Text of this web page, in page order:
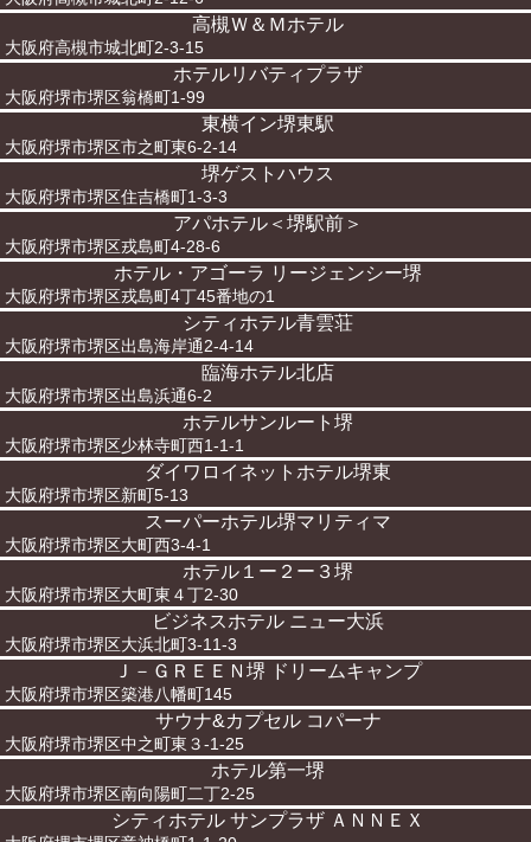
高槻Ｗ＆Ｍホテル
大阪府高槻市城北町2-3-15
ホテルリバティプラザ
大阪府堺市堺区翁橋町1-99
東横イン堺東駅
大阪府堺市堺区市之町東6-2-14
堺ゲストハウス
大阪府堺市堺区住吉橋町1-3-3
アパホテル＜堺駅前＞
大阪府堺市堺区戎島町4-28-6
ホテル・アゴーラ リージェンシー堺
大阪府堺市堺区戎島町4丁45番地の1
シティホテル青雲荘
大阪府堺市堺区出島海岸通2-4-14
臨海ホテル北店
大阪府堺市堺区出島浜通6-2
ホテルサンルート堺
大阪府堺市堺区少林寺町西1-1-1
ダイワロイネットホテル堺東
大阪府堺市堺区新町5-13
スーパーホテル堺マリティマ
大阪府堺市堺区大町西3-4-1
ホテル１ー２ー３堺
大阪府堺市堺区大町東４丁2-30
ビジネスホテル ニュー大浜
大阪府堺市堺区大浜北町3-11-3
Ｊ－ＧＲＥＥＮ堺 ドリームキャンプ
大阪府堺市堺区築港八幡町145
サウナ&カプセル コパーナ
大阪府堺市堺区中之町東３-1-25
ホテル第一堺
大阪府堺市堺区南向陽町二丁2-25
シティホテル サンプラザ ＡＮＮＥＸ